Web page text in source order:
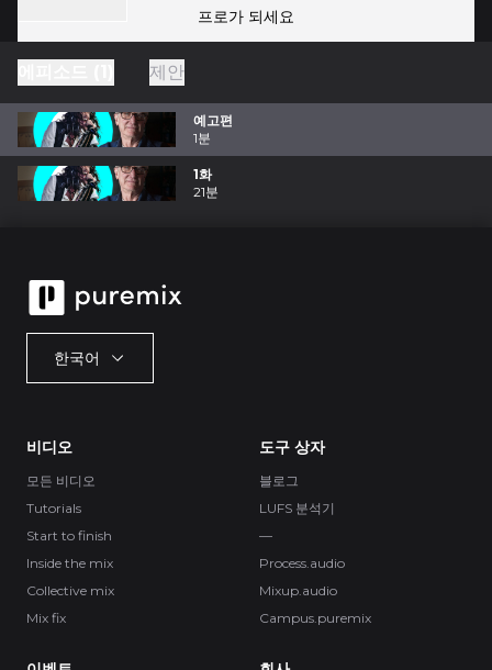
프로가 되세요
제안
예고편
1분
1화
21분
한국어
비디오
모든 비디오
Tutorials
Start to finish
Inside the mix
Collective mix
Mix fix
도구 상자
블로그
LUFS 분석기
—
Process.audio
Mixup.audio
Campus.puremix